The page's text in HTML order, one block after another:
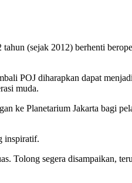
(sejak 2012) berhenti
POJ diharapkan dapat
muda.
ke Planetarium Jakarta bagi
inspiratif.
Tolong segera disampaikan,